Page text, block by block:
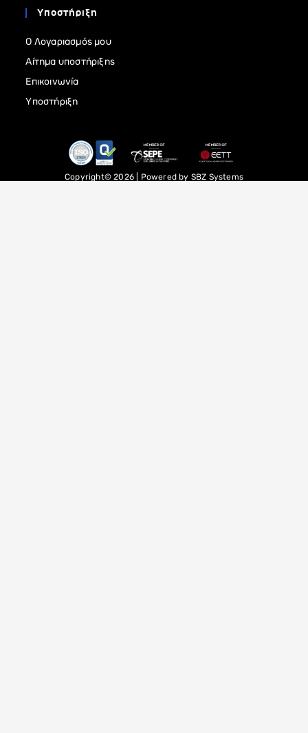
Υποστήριξη
Ο Λογαριασμός μου
Αίτημα υποστήριξης
Επικοινωνία
Υποστήριξη
Copyright© 2026 | Powered by SBZ Systems